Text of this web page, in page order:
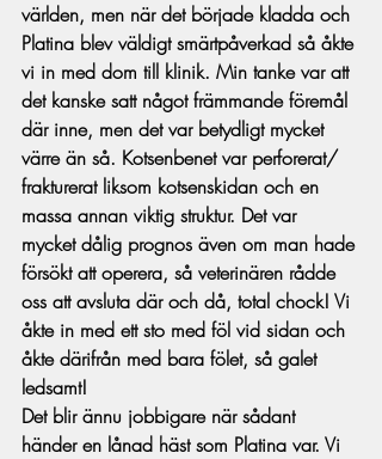
världen, men när det började kladda och
Platina blev väldigt smärtpåverkad så åkte
vi in med dom till klinik. Min tanke var att
det kanske satt något främmande föremål
där inne, men det var betydligt mycket
värre än så. Kotsenbenet var perforerat/
frakturerat liksom kotsenskidan och en
massa annan viktig struktur. Det var
mycket dålig prognos även om man hade
försökt att operera, så veterinären rådde
oss att avsluta där och då, total chock! Vi
åkte in med ett sto med föl vid sidan och
åkte därifrån med bara fölet, så galet
ledsamt!
Det blir ännu jobbigare när sådant
händer en lånad häst som Platina var. Vi